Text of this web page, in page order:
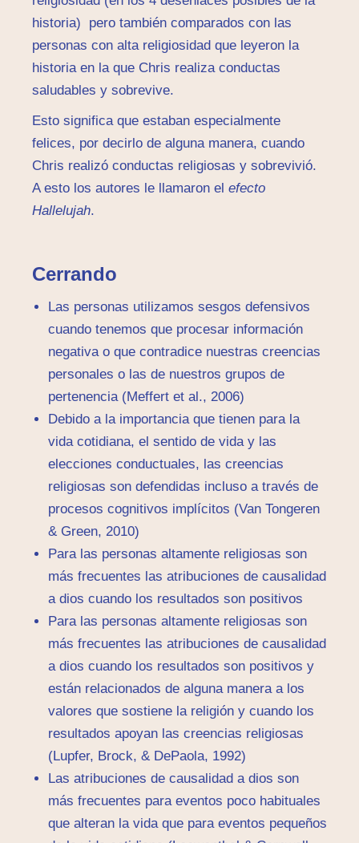
historia) pero también comparados con las
personas con alta religiosidad que leyeron la
historia en la que Chris realiza conductas
saludables y sobrevive.
Esto significa que estaban especialmente
felices, por decirlo de alguna manera, cuando
Chris realizó conductas religiosas y sobrevivió.
A esto los autores le llamaron el efecto
Hallelujah.
Cerrando
Las personas utilizamos sesgos defensivos
cuando tenemos que procesar información
negativa o que contradice nuestras creencias
personales o las de nuestros grupos de
pertenencia (Meffert et al., 2006)
Debido a la importancia que tienen para la
vida cotidiana, el sentido de vida y las
elecciones conductuales, las creencias
religiosas son defendidas incluso a través de
procesos cognitivos implícitos (Van Tongeren
& Green, 2010)
Para las personas altamente religiosas son
más frecuentes las atribuciones de causalidad
a dios cuando los resultados son positivos
Para las personas altamente religiosas son
más frecuentes las atribuciones de causalidad
a dios cuando los resultados son positivos y
están relacionados de alguna manera a los
valores que sostiene la religión y cuando los
resultados apoyan las creencias religiosas
(Lupfer, Brock, & DePaola, 1992)
Las atribuciones de causalidad a dios son
más frecuentes para eventos poco habituales
que alteran la vida que para eventos pequeños